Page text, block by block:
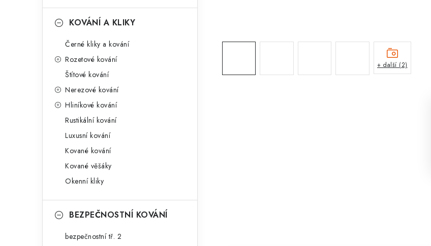
n
i
KOVÁNÍ A KLIKY
Černé kliky a kování
Rozetové kování
Štítové kování
Nerezové kování
Hliníkové kování
Rustikální kování
Luxusní kování
Kované kování
Kované věšáky
Okenní kliky
BEZPEČNOSTNÍ KOVÁNÍ
bezpečnostní tř. 2
+ další (2)